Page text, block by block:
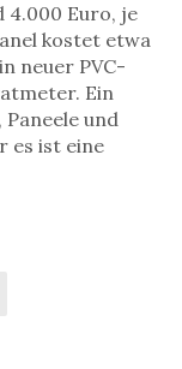
4.000 Euro, je
kostet etwa
neuer PVC-
Ein
und
es ist eine